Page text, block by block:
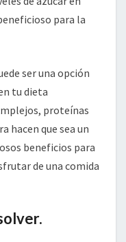
para la
ser una opción
tu dieta
proteínas
hacen que sea un
beneficios para
de una comida